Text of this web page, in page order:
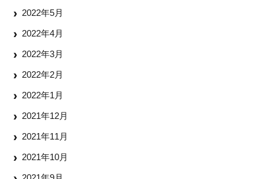
2022年5月
2022年4月
2022年3月
2022年2月
2022年1月
2021年12月
2021年11月
2021年10月